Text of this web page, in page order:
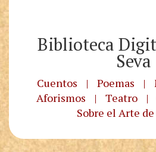
Biblioteca
Seva
Cuentos | Poemas |
Aforismos
| Teatro |
Sobre el Arte